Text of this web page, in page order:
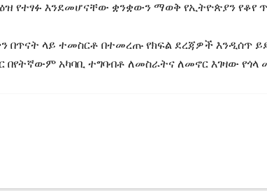
የተፃፉ እንደመሆናቸው ቋንቋውን ማወቅ የኢትዮጵያን የቆየ
በጥናት ላይ ተመስርቶ በተመረጡ የክፍል ደረጃዎች እንዲሰጥ
በየትኛውም አካባቢ ተግባብቶ ለመስራትና ለመኖር እገዛው የጎላ